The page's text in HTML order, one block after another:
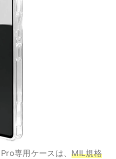
専用ケースは、MIL規格